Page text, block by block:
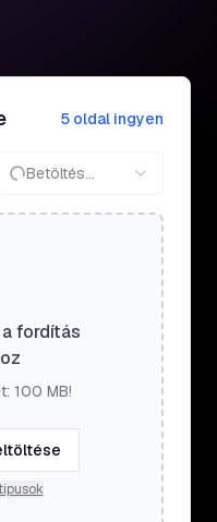
5 oldal ingyen
Betöltés...
fordítás
100 MB!